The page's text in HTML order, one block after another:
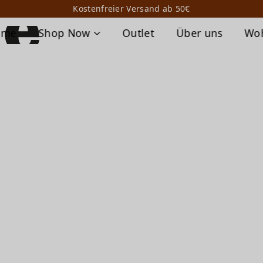
Kostenfreier Versand ab 50€
Shop Now Outlet Über uns